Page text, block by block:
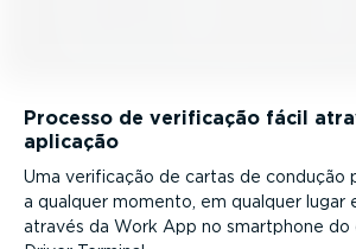
Processo de verificação fácil
aplicação
Uma verificação de cartas de condução
a qualquer momento, em qualquer lugar
através da Work App no smartphone do